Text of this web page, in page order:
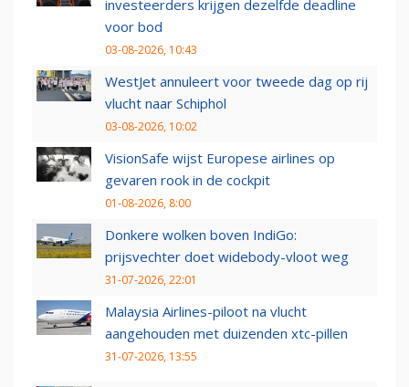
investeerders krijgen dezelfde deadline
voor bod
03-08-2026, 10:43
WestJet annuleert voor tweede dag op rij
vlucht naar Schiphol
03-08-2026, 10:02
VisionSafe wijst Europese airlines op
gevaren rook in de cockpit
01-08-2026, 8:00
Donkere wolken boven IndiGo:
prijsvechter doet widebody-vloot weg
31-07-2026, 22:01
Malaysia Airlines-piloot na vlucht
aangehouden met duizenden xtc-pillen
31-07-2026, 13:55